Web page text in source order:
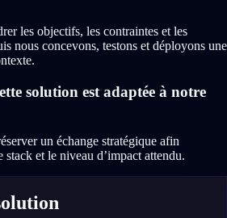
les objectifs, les contraintes et les
nous concevons, testons et déployons une
solution est adaptée à notre
un échange stratégique afin
stack et le niveau d’impact attendu.